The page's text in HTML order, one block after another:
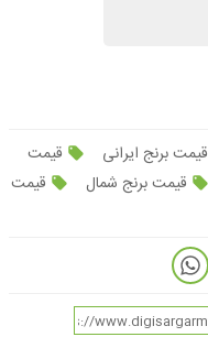
قیمت برنج ایرانی
قیمت
قیمت برنج شمال
قیمت